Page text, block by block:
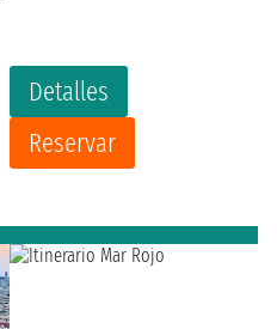
Detalles
Reservar